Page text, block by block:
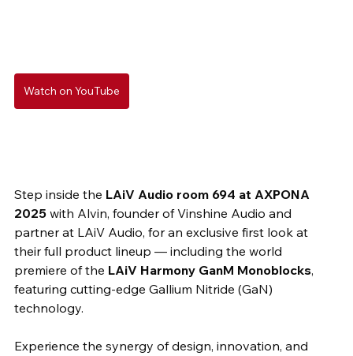
Watch on YouTube
Step inside the LAiV Audio room 694 at AXPONA
2025 with Alvin, founder of Vinshine Audio and
partner at LAiV Audio, for an exclusive first look at
their full product lineup — including the world
premiere of the LAiV Harmony GanM Monoblocks,
featuring cutting-edge Gallium Nitride (GaN)
technology.
Experience the synergy of design, innovation, and